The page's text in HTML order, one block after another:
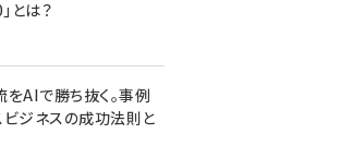
とは？
をAIで勝ち抜く。事例
ビジネスの成功法則と